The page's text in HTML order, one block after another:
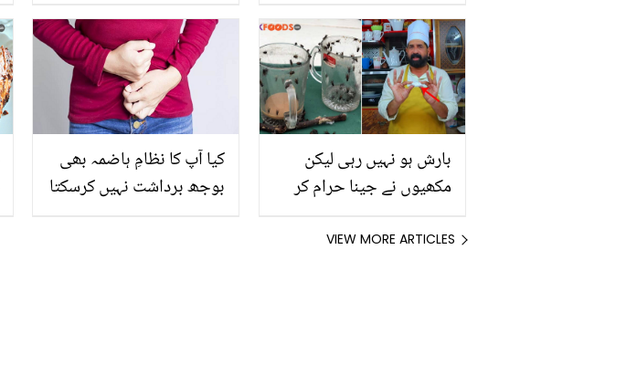
شادی بھاگ کر کرتی ہیں،
دلچسپ معلومات
اور انکی والدہ نے کیا کچھ
جھیلا؟
کیا آپ کا نظامِ ہاضمہ بھی
بوجھ برداشت نہیں کرسکتا
بارش ہو نہیں رہی لیکن
مکھیوں نے جینا حرام کر
مکھیاں بھگانے کا زبردست
VIEW MORE ARTICLES